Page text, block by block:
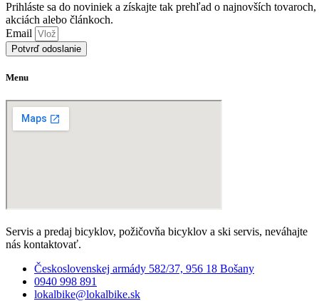
môžete
Prihláste sa do noviniek a získajte tak prehľad o najnovších tovaroch,
akciách alebo článkoch.
Email
Potvrď odoslanie
Menu
Servis a predaj bicyklov, požičovňa bicyklov a ski servis, neváhajte
nás kontaktovať.
Československej armády 582/37, 956 18 Bošany
0940 998 891
lokalbike@lokalbike.sk